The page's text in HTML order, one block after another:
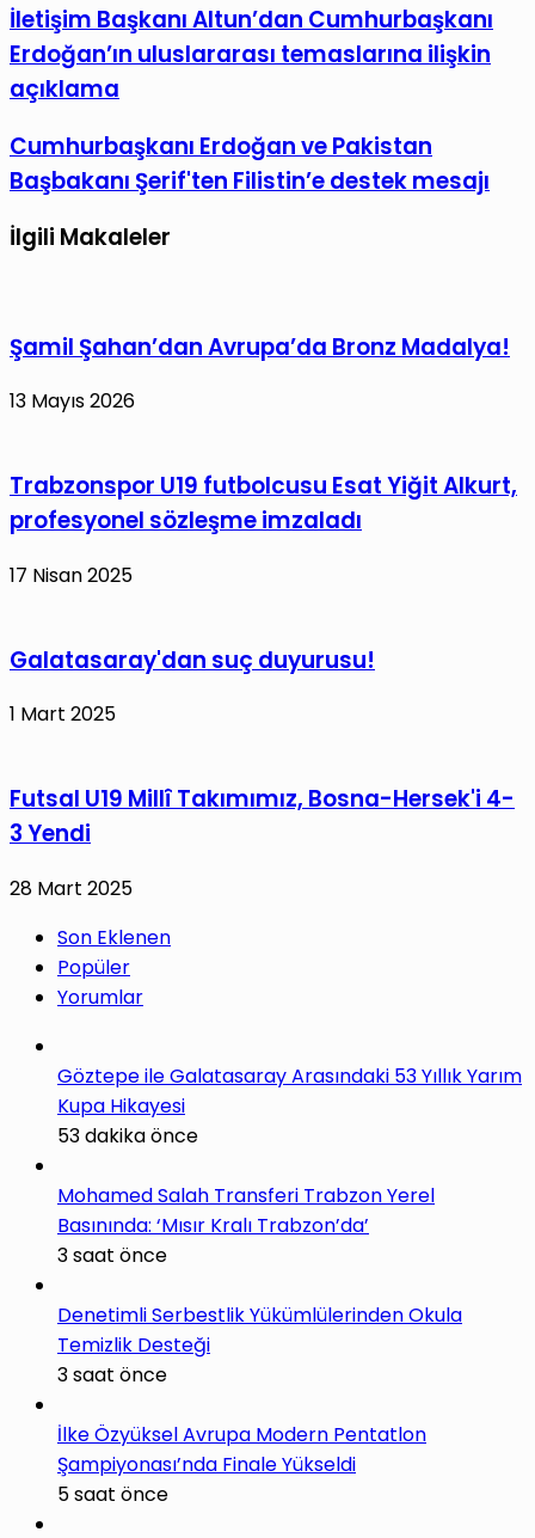
Posta
ile
paylaş
İletişim
Başkanı
Altun’dan
Cumhurbaşkanı
Erdoğan’ın
uluslararası
temaslarına
ilişkin
açıklama
İletişim Başkanı Altun’dan Cumhurbaşkanı
Erdoğan’ın uluslararası temaslarına ilişkin
açıklama
Cumhurbaşkanı
Erdoğan
Pakistan
destek
Cumhurbaşkanı Erdoğan ve Pakistan
Başbakanı Şerif'ten Filistin’e destek mesajı
İlgili Makaleler
Şamil Şahan’dan Avrupa’da Bronz Madalya!
13 Mayıs 2026
Trabzonspor U19 futbolcusu Esat Yiğit Alkurt,
profesyonel sözleşme imzaladı
17 Nisan 2025
Galatasaray'dan suç duyurusu!
1 Mart 2025
Futsal U19 Millî Takımımız, Bosna-Hersek'i 4-
3 Yendi
28 Mart 2025
Son Eklenen
Popüler
Yorumlar
Göztepe ile Galatasaray Arasındaki 53 Yıllık Yarım
Kupa Hikayesi
53 dakika önce
Mohamed Salah Transferi Trabzon Yerel
Basınında: ‘Mısır Kralı Trabzon’da’
3 saat önce
Denetimli Serbestlik Yükümlülerinden Okula
Temizlik Desteği
3 saat önce
İlke Özyüksel Avrupa Modern Pentatlon
Şampiyonası’nda Finale Yükseldi
5 saat önce